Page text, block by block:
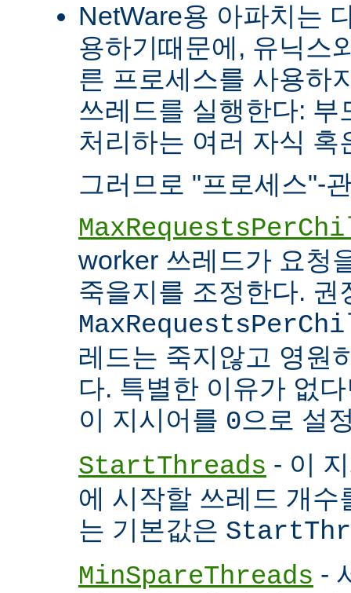
NetWare용 아파치는
용하기때문에, 유닉스
른 프로세스를 사용하
쓰레드를 실행한다: 부
처리하는 여러 자식 혹
그러므로 "프로세스"-
worker 쓰레드가 요청
죽을지를 조정한다. 권
레드는 죽지않고 영원
다. 특별한 이유가 없
이 지시어를 0으로 설
StartThreads - 이
에 시작할 쓰레드 개수
는 기본값은
MinSpareThreads -